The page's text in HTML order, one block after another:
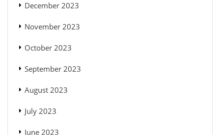
December 2023
November 2023
October 2023
September 2023
August 2023
July 2023
June 2023